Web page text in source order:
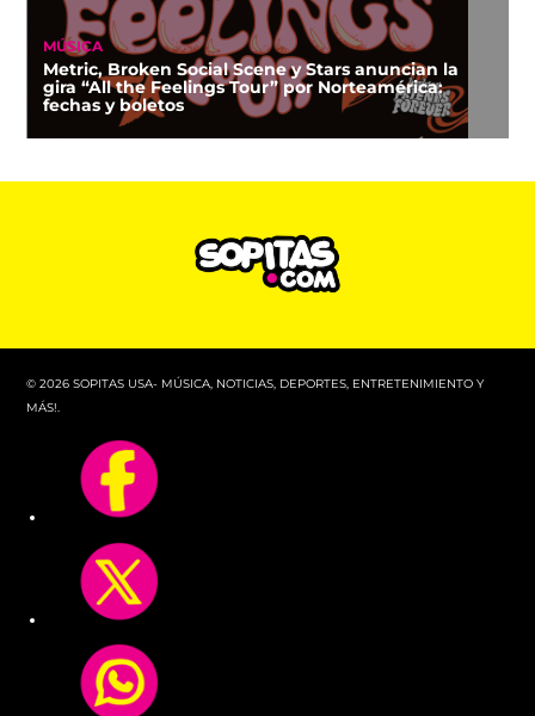
MÚSICA
Metric, Broken Social Scene y Stars anuncian la
gira “All the Feelings Tour” por Norteamérica:
fechas y boletos
© 2026 SOPITAS USA- MÚSICA, NOTICIAS, DEPORTES, ENTRETENIMIENTO Y
MÁS!.